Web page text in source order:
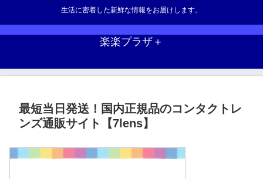
生活に密着した新鮮な情報をお届けします。
楽楽プラザ＋
最短当日発送！国内正規品のコンタクトレ
ンズ通販サイト【7lens】